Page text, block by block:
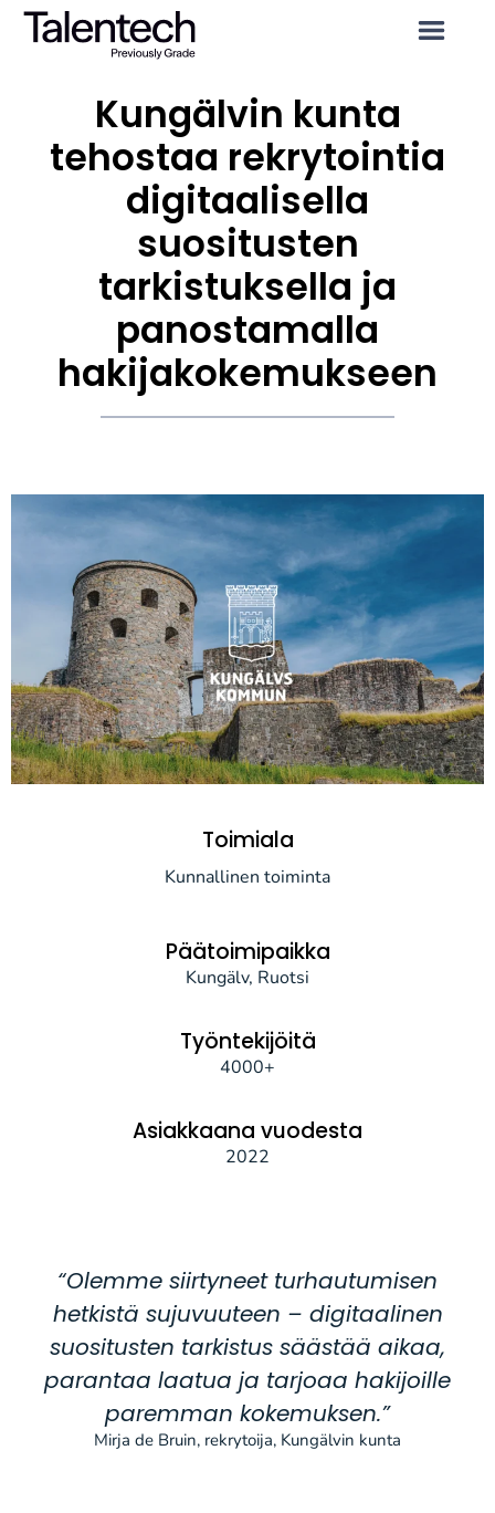
Kungälvin kunta
tehostaa rekrytointia
digitaalisella
suositusten
tarkistuksella ja
panostamalla
hakijakokemukseen
Toimiala
Kunnallinen toiminta
Päätoimipaikka
Kungälv, Ruotsi
Työntekijöitä
4000+
Asiakkaana vuodesta
2022
“Olemme siirtyneet turhautumisen
hetkistä sujuvuuteen – digitaalinen
suositusten tarkistus säästää aikaa,
parantaa laatua ja tarjoaa hakijoille
paremman kokemuksen.”
Mirja de Bruin, rekrytoija, Kungälvin kunta